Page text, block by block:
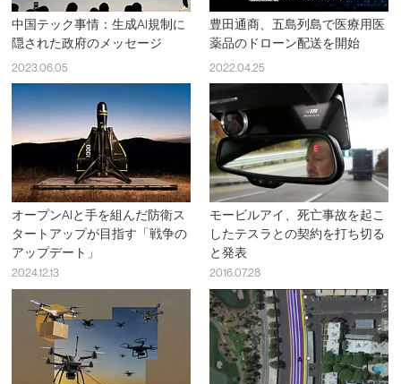
中国テック事情：生成AI規制に
隠された政府のメッセージ
2023.06.05
豊田通商、五島列島で医療用医
薬品のドローン配送を開始
2022.04.25
オープンAIと手を組んだ防衛ス
タートアップが目指す「戦争の
アップデート」
2024.12.13
モービルアイ、死亡事故を起こ
したテスラとの契約を打ち切る
と発表
2016.07.28